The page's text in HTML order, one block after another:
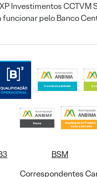
Investimentos CCTVM
funcionar pelo Banco
BSM
Correspondentes